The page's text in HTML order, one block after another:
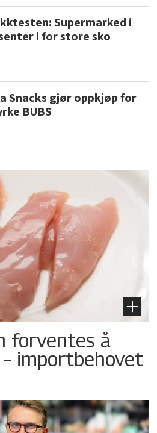
Supermarked i
i for store sko
Snacks gjør oppkjøp for
BUBS
forventes å
importbehovet